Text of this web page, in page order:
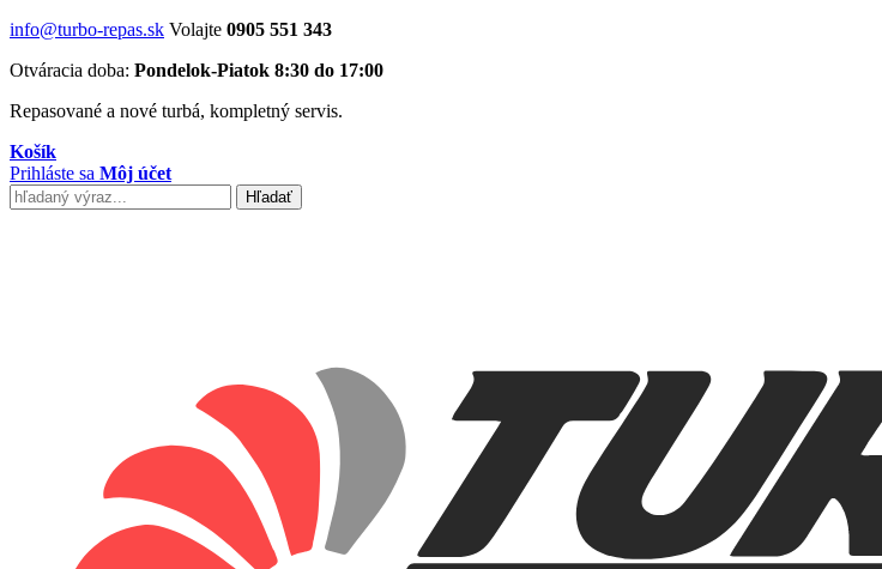
info@turbo-repas.sk Volajte 0905 551 343
Otváracia doba: Pondelok-Piatok 8:30 do 17:00
Repasované a nové turbá, kompletný servis.
Košík
Prihláste sa Môj účet